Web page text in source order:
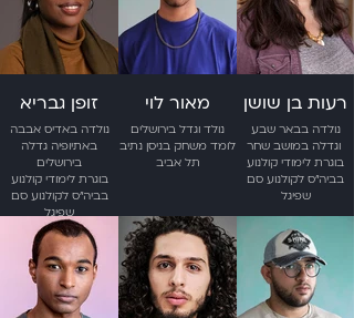
זופן גבריא
נולדה באדיס אבבה
באתיופיה גדלה
בירושלים
בוגרת לימודי קולנוע
בביה"ס לקולנוע סם
שפיגל
מאור לוי
נולד וגדל בירושלים
לומד משחק בניסן נתיב
תל אביב
רעות בן שושן
נולדה בבאר שבע
בוגרת לימודי קולנוע
בביה"ס לקולנוע סם
שפיגל